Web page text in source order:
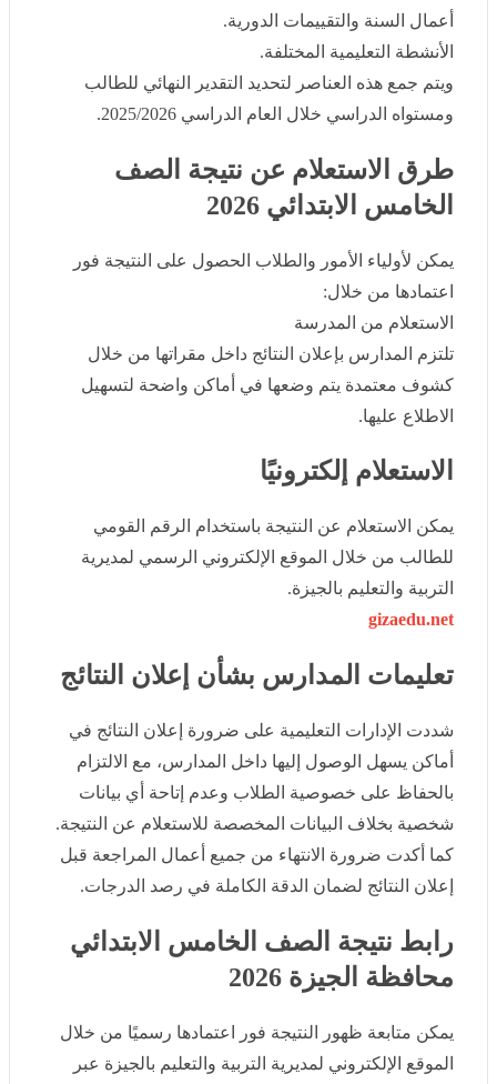
أعمال السنة والتقييمات الدورية.
الأنشطة التعليمية المختلفة.
ويتم جمع هذه العناصر لتحديد التقدير النهائي للطالب
ومستواه الدراسي خلال العام الدراسي 2025/2026.
طرق الاستعلام عن نتيجة الصف
الخامس الابتدائي 2026
يمكن لأولياء الأمور والطلاب الحصول على النتيجة فور
اعتمادها من خلال:
الاستعلام من المدرسة
تلتزم المدارس بإعلان النتائج داخل مقراتها من خلال كشوف
معتمدة يتم وضعها في أماكن واضحة لتسهيل الاطلاع عليها.
الاستعلام إلكترونيًا
يمكن الاستعلام عن النتيجة باستخدام الرقم القومي للطالب
من خلال الموقع الإلكتروني الرسمي لمديرية التربية والتعليم
بالجيزة.
gizaedu.net
تعليمات المدارس بشأن إعلان النتائج
شددت الإدارات التعليمية على ضرورة إعلان النتائج في
أماكن يسهل الوصول إليها داخل المدارس، مع الالتزام
بالحفاظ على خصوصية الطلاب وعدم إتاحة أي بيانات
شخصية بخلاف البيانات المخصصة للاستعلام عن النتيجة.
كما أكدت ضرورة الانتهاء من جميع أعمال المراجعة قبل
إعلان النتائج لضمان الدقة الكاملة في رصد الدرجات.
رابط نتيجة الصف الخامس الابتدائي
محافظة الجيزة 2026
يمكن متابعة ظهور النتيجة فور اعتمادها رسميًا من خلال
الموقع الإلكتروني لمديرية التربية والتعليم بالجيزة عبر
الرابط التالي: